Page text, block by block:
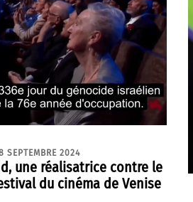
SEPTEMBRE 2024
une réalisatrice contre le
du cinéma de Venise